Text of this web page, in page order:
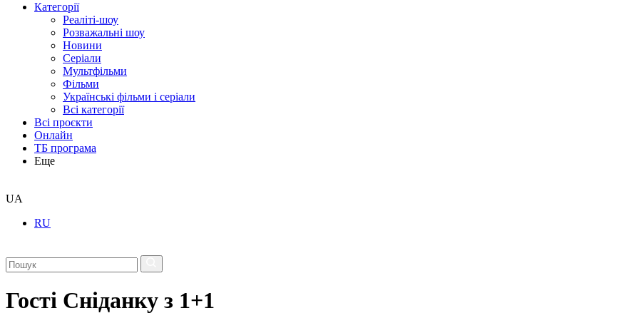
Категорії
Реаліті-шоу
Розважальні шоу
Новини
Серіали
Мультфільми
Фільми
Українські фільми і серіали
Всі категорії
Всі проєкти
Онлайн
ТБ програма
Еще
UA
RU
Гості Сніданку з 1+1